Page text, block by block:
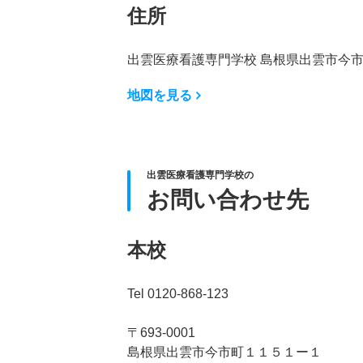
住所
出雲医療看護専門学校 島根県出雲市今
地図を見る
出雲医療看護専門学校の
お問い合わせ先
本校
Tel 0120-868-123
〒693-0001
島根県出雲市今市町１１５１ー１